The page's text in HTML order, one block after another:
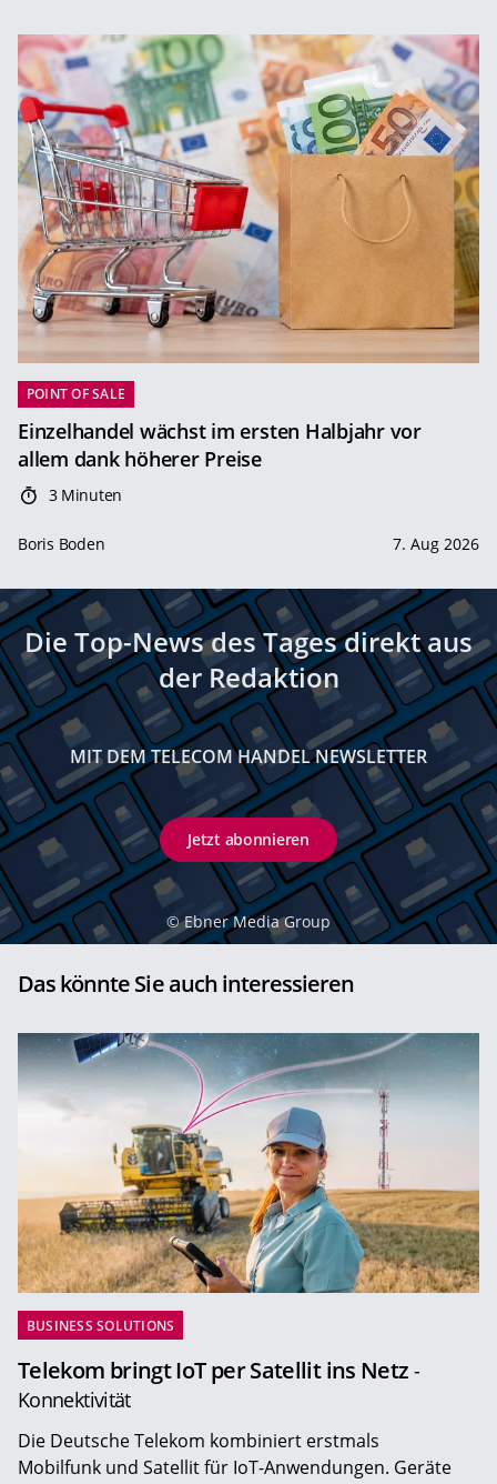
POINT OF SALE
Einzelhandel wächst im ersten Halbjahr vor
allem dank höherer Preise
3 Minuten
Boris Boden 7. Aug 2026
Die Top-News des Tages direkt aus
der Redaktion
MIT DEM TELECOM HANDEL NEWSLETTER
Jetzt abonnieren
© Ebner Media Group
Das könnte Sie auch interessieren
BUSINESS SOLUTIONS
Telekom bringt IoT per Satellit ins Netz -
Konnektivität
Die Deutsche Telekom kombiniert erstmals
Mobilfunk und Satellit für IoT-Anwendungen. Geräte